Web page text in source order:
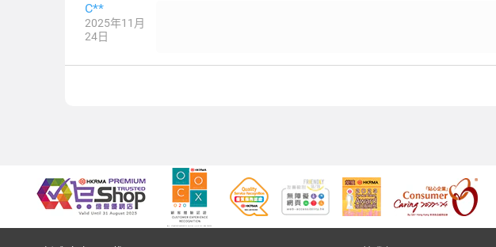
C**
2025年11月
24日